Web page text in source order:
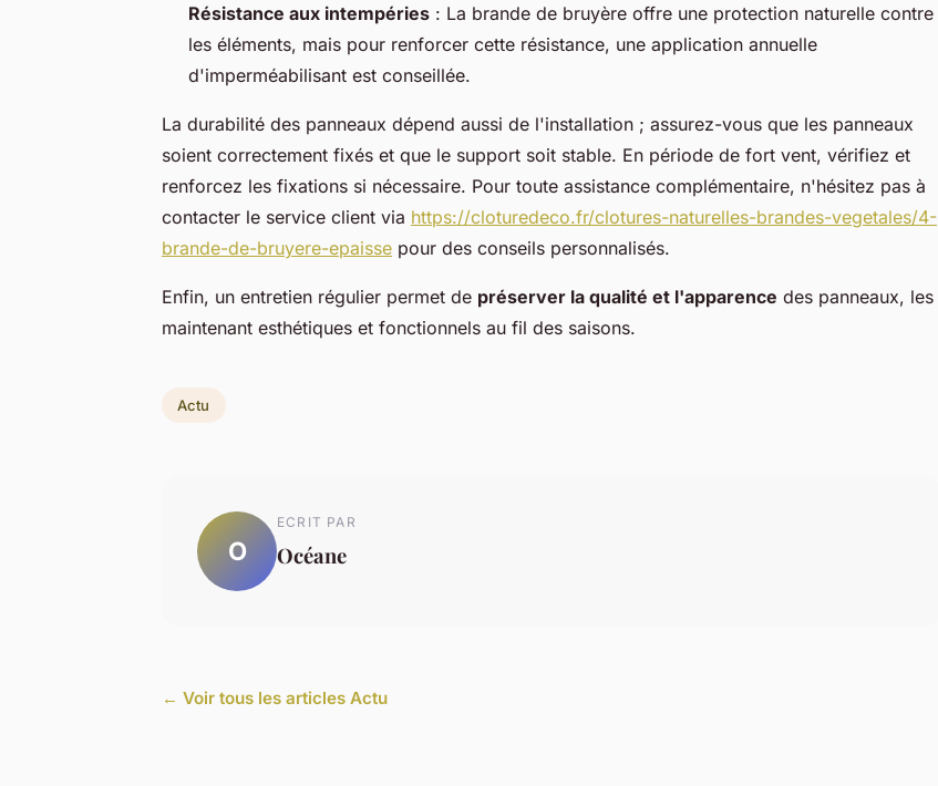
Résistance aux intempéries : La brande de bruyère offre une protection naturelle contre
les éléments, mais pour renforcer cette résistance, une application annuelle
d'imperméabilisant est conseillée.
La durabilité des panneaux dépend aussi de l'installation ; assurez-vous que les panneaux
soient correctement fixés et que le support soit stable. En période de fort vent, vérifiez et
renforcez les fixations si nécessaire. Pour toute assistance complémentaire, n'hésitez pas à
contacter le service client via https://cloturedeco.fr/clotures-naturelles-brandes-vegetales/4-
brande-de-bruyere-epaisse pour des conseils personnalisés.
Enfin, un entretien régulier permet de préserver la qualité et l'apparence des panneaux, les
maintenant esthétiques et fonctionnels au fil des saisons.
Actu
O
ECRIT PAR
Océane
← Voir tous les articles Actu